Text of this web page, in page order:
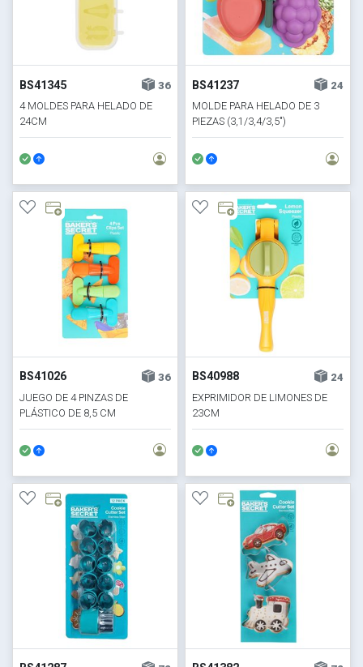
BS41345
36
4 MOLDES PARA HELADO DE
24CM
BS41237
24
MOLDE PARA HELADO DE 3
PIEZAS (3,1/3,4/3,5")
BS41026
36
JUEGO DE 4 PINZAS DE
PLÁSTICO DE 8,5 CM
BS40988
24
EXPRIMIDOR DE LIMONES DE
23CM